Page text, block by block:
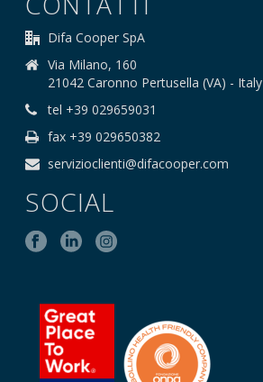
Difa Cooper SpA
Via Milano, 160
21042 Caronno Pertusella (VA) - Italy
tel +39 029659031
fax +39 029650382
servizioclienti@difacooper.com
SOCIAL